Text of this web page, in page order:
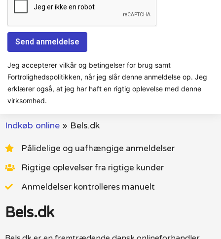
Jeg accepterer vilkår og betingelser for brug samt
Fortrolighedspolitikken, når jeg slår denne anmeldelse op. Jeg
erklærer også, at jeg har haft en rigtig oplevelse med denne
virksomhed.
Indkøb online » Bels.dk
Pålidelige og uafhængige anmeldelser
Rigtige oplevelser fra rigtige kunder
Anmeldelser kontrolleres manuelt
Bels.dk